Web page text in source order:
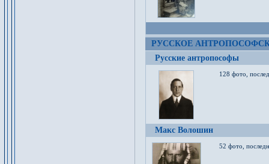
РУССКОЕ
Русские антропософы
128 фото,
Макс Волошин
52 фото,